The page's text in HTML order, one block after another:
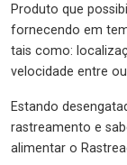
Produto que
fornecendo em
tais como:
velocidade entre
Estando
rastreamento e
alimentar o